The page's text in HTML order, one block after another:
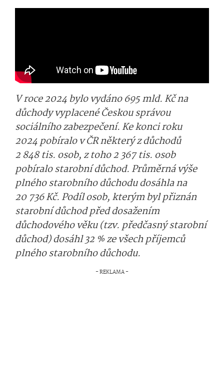
V roce 2024 bylo vydáno 695 mld. Kč na
důchody vyplacené Českou správou
sociálního zabezpečení. Ke konci roku
2024 pobíralo v ČR některý z důchodů
2 848 tis. osob, z toho 2 367 tis. osob
pobíralo starobní důchod. Průměrná výše
plného starobního důchodu dosáhla na
20 736 Kč. Podíl osob, kterým byl přiznán
starobní důchod před dosažením
důchodového věku (tzv. předčasný starobní
důchod) dosáhl 32 % ze všech příjemců
plného starobního důchodu.